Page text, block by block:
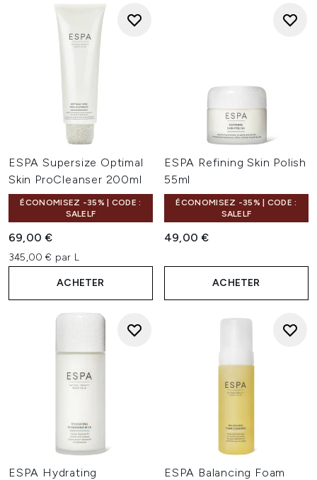
ESPA Supersize Optimal
Skin ProCleanser 200ml
ÉCONOMISEZ -35% | CODE :
SALELF
69,00 €
345,00 € par L
ACHETER
ESPA Refining Skin Polish
55ml
ÉCONOMISEZ -35% | CODE :
SALELF
49,00 €
ACHETER
ESPA Hydrating
ESPA Balancing Foam